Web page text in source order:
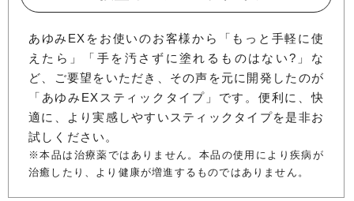
あゆみEXをお使いのお客様から「もっと手軽に使
えたら」「手を汚さずに塗れるものはない?」な
ど、ご要望をいただき、その声を元に開発したのが
「あゆみEXスティックタイプ」です。便利に、快
適に、より実感しやすいスティックタイプを是非お
試しください。
※本品は治療薬ではありません。本品の使用により疾病が
治癒したり、より健康が増進するものではありません。